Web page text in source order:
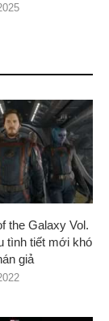
the Galaxy Vol.
tình tiết mới khó
giả